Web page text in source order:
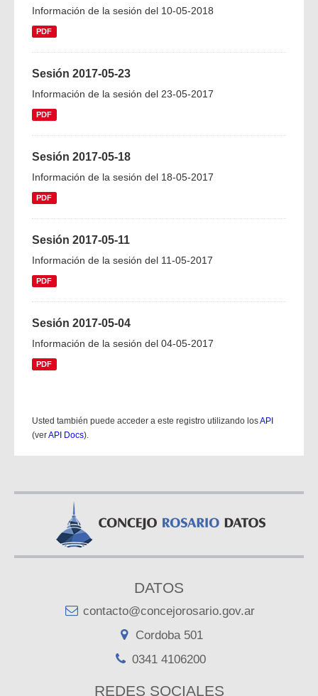
Información de la sesión del 10-05-2018
PDF
Sesión 2017-05-23
Información de la sesión del 23-05-2017
PDF
Sesión 2017-05-18
Información de la sesión del 18-05-2017
PDF
Sesión 2017-05-11
Información de la sesión del 11-05-2017
PDF
Sesión 2017-05-04
Información de la sesión del 04-05-2017
PDF
Usted también puede acceder a este registro utilizando losAPI
(verAPI Docs).
DATOS
contacto@concejorosario.gov.ar
Cordoba 501
0341 4106200
REDES SOCIALES